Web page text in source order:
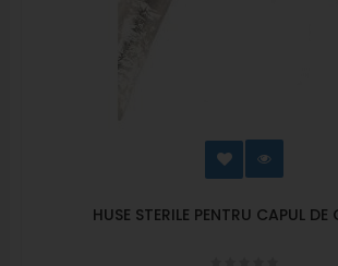
HUSE STERILE PENTRU CAPUL DE